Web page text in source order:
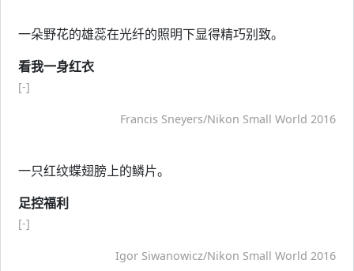
一朵野花的雄蕊在光纤的照明下显得精巧别致。
看我一身红衣
[-]
Francis Sneyers/Nikon Small World 2016
一只红纹蝶翅膀上的鳞片。
足控福利
[-]
Igor Siwanowicz/Nikon Small World 2016